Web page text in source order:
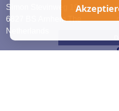
Simon Stevinweg 19
6827 BS Arnhem The
Netherlands